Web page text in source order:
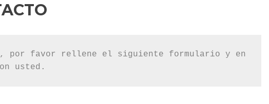
por favor rellene el siguiente formulario y en
usted.